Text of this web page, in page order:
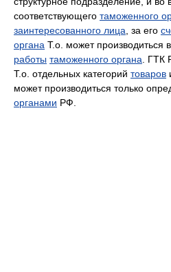
соответствующего таможенного
заинтересованного лица , за его
органа Т.о. может производиться
работы таможенного органа . ГТК
Т.о. отдельных категорий товаров
может производиться только
органами РФ.